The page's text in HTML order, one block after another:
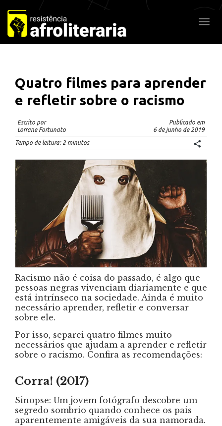
Pular
para
o
conteúdo
Quatro filmes para aprender
e refletir sobre o racismo
Escrito por
Lorrane Fortunato
Publicado em
6 de junho de 2019
Tempo de leitura: 2 minutos
Racismo não é coisa do passado, é algo que
pessoas negras vivenciam diariamente e que
está intrínseco na sociedade. Ainda é muito
necessário aprender, refletir e conversar
sobre ele.
Por isso, separei quatro filmes muito
necessários que ajudam a aprender e refletir
sobre o racismo. Confira as recomendações:
Corra! (2017)
Sinopse: Um jovem fotógrafo descobre um
segredo sombrio quando conhece os pais
aparentemente amigáveis da sua namorada.